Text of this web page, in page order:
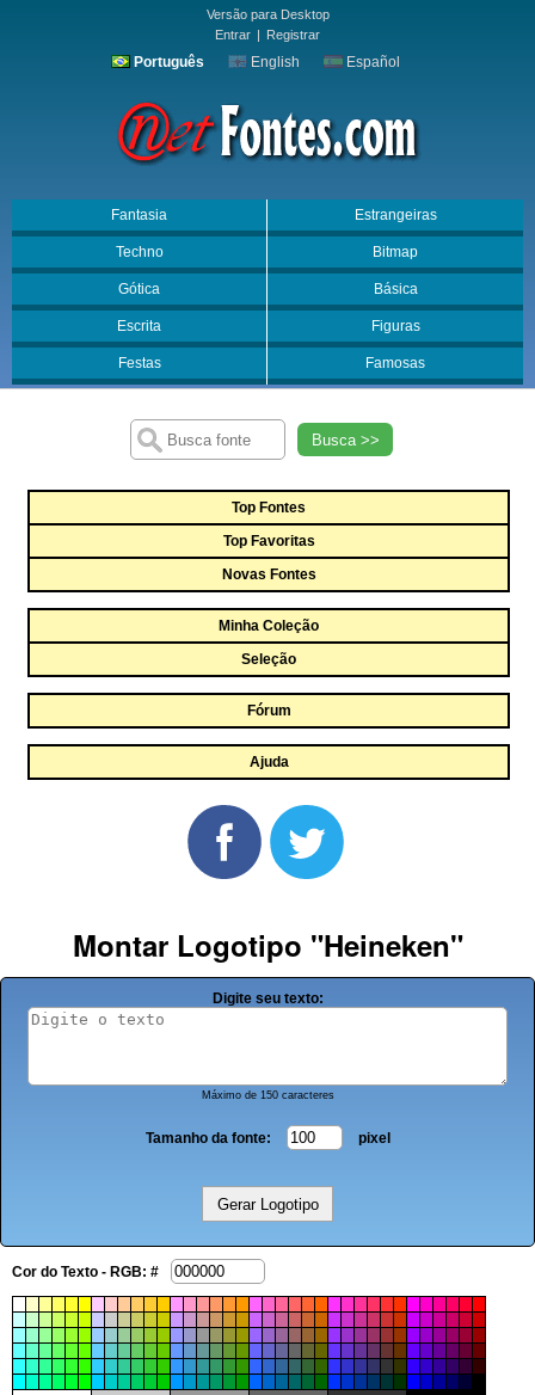
Versão para Desktop
Entrar | Registrar
Português English Español
Fantasia Estrangeiras
Techno Bitmap
Gótica Básica
Escrita Figuras
Festas Famosas
Busca >>
Top Fontes
Top Favoritas
Novas Fontes
Minha Coleção
Seleção
Fórum
Ajuda
Montar Logotipo "Heineken"
Digite seu texto:
Máximo de 150 caracteres
Tamanho da fonte: pixel
Cor do Texto - RGB: #